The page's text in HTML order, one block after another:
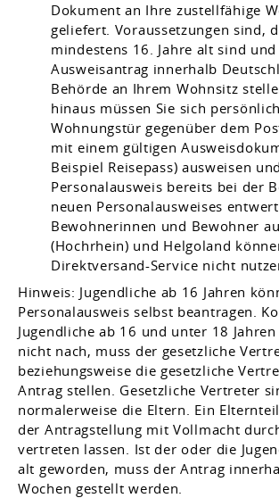
Dokument an Ihre zustellfähige
geliefert. Voraussetzungen sind,
mindestens 16. Jahre alt sind und
Ausweisantrag innerhalb
Behörde an Ihrem Wohnsitz
hinaus müssen Sie sich
Wohnungstür gegenüber dem
mit einem gültigen
Beispiel Reisepass) ausweisen
Personalausweis bereits bei der
neuen Personalausweises
Bewohnerinnen und Bewohner
(Hochrhein) und Helgoland
Direktversand-Service nicht
Hinweis: Jugendliche ab 16 Jahren
Personalausweis selbst beantragen.
Jugendliche ab 16 und unter 18
nicht nach, muss der gesetzliche
beziehungsweise die gesetzliche
Antrag stellen. Gesetzliche Vertreter
normalerweise die Eltern. Ein
der Antragstellung mit Vollmacht
vertreten lassen
. Ist der oder die
alt geworden, muss der Antrag
Wochen gestellt werden.